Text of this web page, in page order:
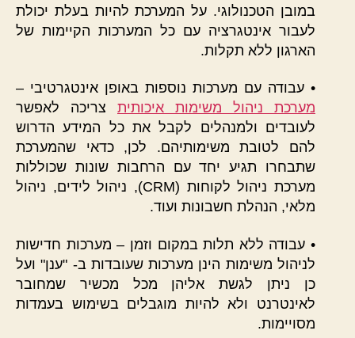
במובן הטכנולוגי. על המערכת להיות בעלת יכולת
לעבור אינטגרציה עם כל המערכות הקיימות של
הארגון ללא תקלות.
• עבודה עם מערכות נוספות באופן אינטגרטיבי –
מערכת ניהול משימות איכותית צריכה לאפשר
לעובדים ולמנהלים לקבל את כל המידע הדרוש
להם לטובת משימותיהם. לכן, כדאי שהמערכת
שתבחרו תגיע יחד עם הרחבות שונות שכוללות
מערכת ניהול לקוחות (CRM), ניהול לידים, ניהול
מלאי, הנהלת חשבונות ועוד.
• עבודה ללא תלות במקום וזמן – מערכות חדישות
לניהול משימות הינן מערכות שעובדות ב- "ענן" ועל
כן ניתן לגשת אליהן מכל מכשיר שמחובר
לאינטרנט ולא להיות מוגבלים בשימוש בעמדות
מסויימות.